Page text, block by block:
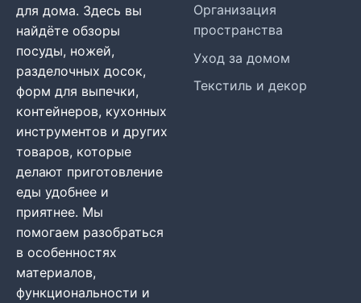
для дома. Здесь вы
найдёте обзоры
посуды, ножей,
разделочных досок,
форм для выпечки,
контейнеров, кухонных
инструментов и других
товаров, которые
делают приготовление
еды удобнее и
приятнее. Мы
помогаем разобраться
в особенностях
материалов,
функциональности и
Организация
пространства
Уход за домом
Текстиль и декор